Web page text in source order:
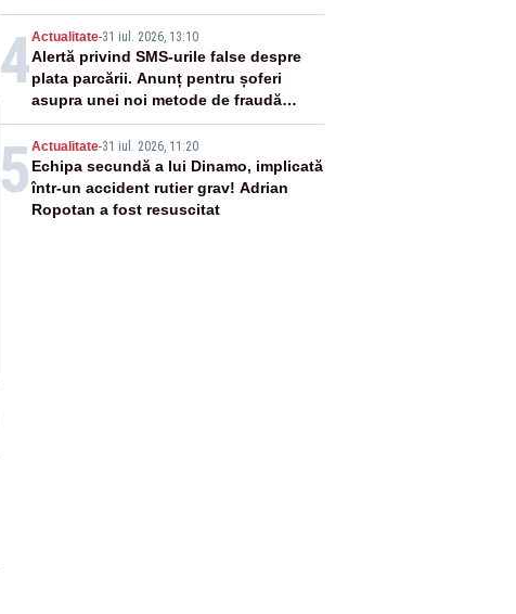
4Actualitate-31 iul. 2026, 13:10
Alertă privind SMS-urile false despre
plata parcării. Anunț pentru șoferi
asupra unei noi metode de fraudă
online
5 Actualitate-31 iul. 2026, 11:20
Echipa secundă a lui Dinamo, implicată
într-un accident rutier grav! Adrian
Ropotan a fost resuscitat